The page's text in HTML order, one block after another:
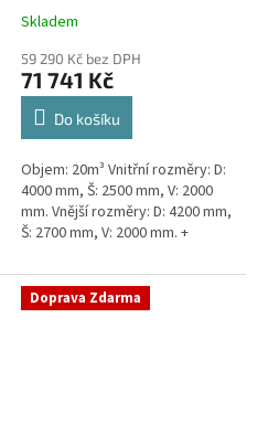
obetonování
Průměrné
produktu
je
5,0
hvězdiček.
Skladem
59 290 Kč bez DPH
71 741 Kč
Do košíku
Objem: 20m³ Vnitřní rozměry: D:
4000 mm, Š: 2500 mm, V: 2000
mm. Vnější rozměry: D: 4200 mm,
Š: 2700 mm, V: 2000 mm. +
týdny od objednávky....
Doprava Zdarma